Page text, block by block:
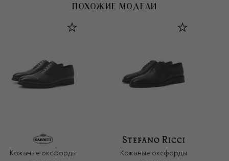
ПОХОЖИЕ МОДЕЛИ
Кожаные оксфорды
Кожаные оксфорды